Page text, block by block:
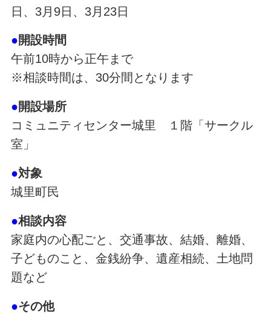
日、3月9日、3月23日
●開設時間
午前10時から正午まで
※相談時間は、30分間となります
●開設場所
コミュニティセンター城里 １階「サークル
室」
●対象
城里町民
●相談内容
家庭内の心配ごと、交通事故、結婚、離婚、
子どものこと、金銭紛争、遺産相続、土地問
題など
●その他